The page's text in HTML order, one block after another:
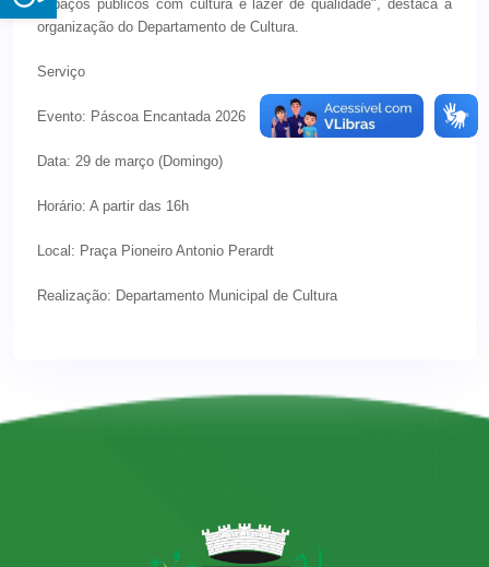
espaços públicos com cultura e lazer de qualidade", destaca a
organização do Departamento de Cultura.
Serviço
Evento: Páscoa Encantada 2026
Data: 29 de março (Domingo)
Horário: A partir das 16h
Local: Praça Pioneiro Antonio Perardt
Realização: Departamento Municipal de Cultura